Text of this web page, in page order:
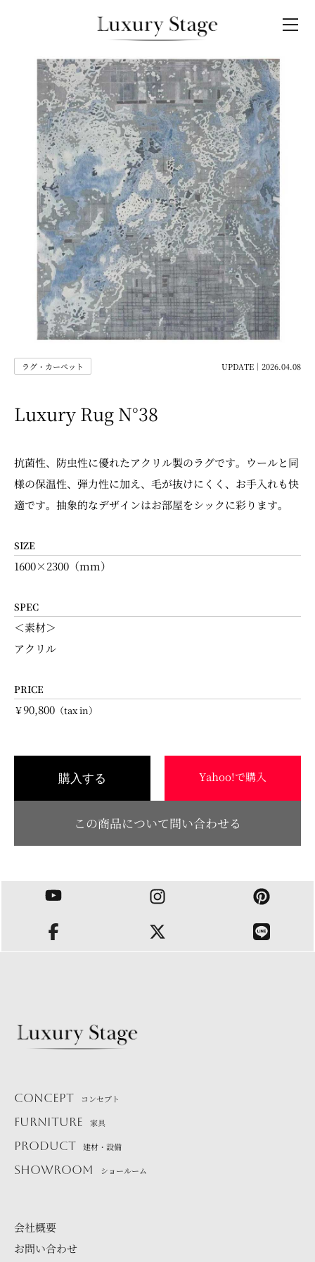
ラグ・カーペット UPDATE｜2026.04.08
Luxury Rug N°38
抗菌性、防虫性に優れたアクリル製のラグです。ウールと同
様の保温性、弾力性に加え、毛が抜けにくく、お手入れも快
適です。抽象的なデザインはお部屋をシックに彩ります。
SIZE
1600×2300（mm）
SPEC
＜素材＞
アクリル
PRICE
￥90,800 （tax in）
購入する Yahoo!で購入
この商品について問い合わせる
CONCEPT コンセプト
FURNITURE 家具
PRODUCT 建材・設備
SHOWROOM ショールーム
会社概要
お問い合わせ